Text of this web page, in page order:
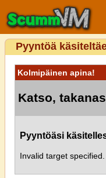
Pyyntöä
Kolmipäinen apina!
Katso,
Pyyntöäsi
Invalid target specified.